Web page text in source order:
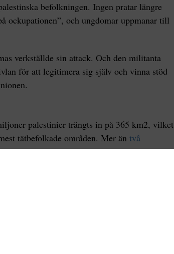
befolkningen. Ingen pratar längre
ockupationen”, och ungdomar uppmanar till
verkställde sin attack. Och den militanta
för att legitimera sig själv och vinna stöd
palestinier trängts in på 365 km2, vilket
tätbefolkade områden. Mer än två
existensminimum och enligt den israeliska
ligger
för en
och elektricitet och försörjs i huvudsak av